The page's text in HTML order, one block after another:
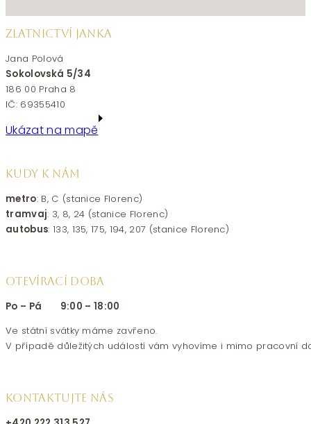
ZLATNICTVÍ JANKA
Jana Polová
Sokolovská 5/34
186 00 Praha 8
IČ: 69355410
Ukázat na mapě
KUDY K NÁM
metro: B, C (stanice Florenc)
tramvaj: 3, 8, 24 (stanice Florenc)
autobus: 133, 135, 175, 194, 207 (stanice Florenc)
OTEVÍRACÍ DOBA
Po – Pá 9:00 – 18:00
Ve státní svátky máme zavřeno.
V případě důležitých událostí vám vyhovíme i mimo pracovní
KONTAKTUJTE NÁS